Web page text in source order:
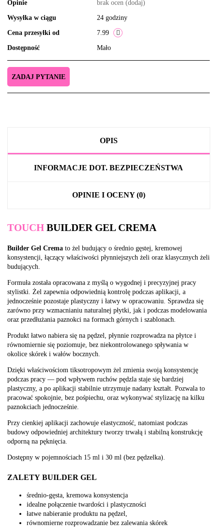
Opinie brak ocen (dodaj)
Wysyłka w ciągu 24 godziny
Cena przesyłki od 7.99
Dostępność Mało
ZADAJ PYTANIE
OPIS
INFORMACJE DOT. BEZPIECZEŃSTWA
OPINIE I OCENY (0)
TOUCH BUILDER GEL CREMA
Builder Gel Crema to żel budujący o średnio gęstej, kremowej
konsystencji, łączący właściwości płynniejszych żeli oraz klasycznych żeli
budujących.
Formuła została opracowana z myślą o wygodnej i precyzyjnej pracy
stylistki. Żel zapewnia odpowiednią kontrolę podczas aplikacji, a
jednocześnie pozostaje plastyczny i łatwy w opracowaniu. Sprawdza się
zarówno przy wzmacnianiu naturalnej płytki, jak i podczas modelowania
oraz przedłużania paznokci na formach górnych i szablonach.
Produkt łatwo nabiera się na pędzel, płynnie rozprowadza na płytce i
równomiernie się poziomuje, bez niekontrolowanego spływania w
okolice skórek i wałów bocznych.
Dzięki właściwościom tiksotropowym żel zmienia swoją konsystencję
podczas pracy — pod wpływem ruchów pędzla staje się bardziej
plastyczny, a po aplikacji stabilnie utrzymuje nadany kształt. Pozwala to
pracować spokojnie, bez pośpiechu, oraz wykonywać stylizację na kilku
paznokciach jednocześnie.
Przy cienkiej aplikacji zachowuje elastyczność, natomiast podczas
budowy odpowiedniej architektury tworzy trwałą i stabilną konstrukcję
odporną na pęknięcia.
Dostępny w pojemnościach 15 ml i 30 ml (bez pędzelka).
ZALETY BUILDER GEL
średnio-gęsta, kremowa konsystencja
idealne połączenie twardości i plastyczności
łatwe nabieranie produktu na pędzel,
równomierne rozprowadzanie bez zalewania skórek